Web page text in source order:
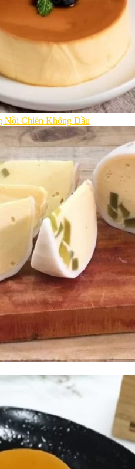
Nồi Chiên Không Dầu